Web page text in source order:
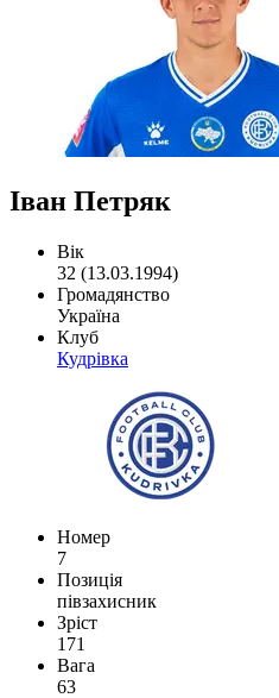
Іван Петряк
Вік
32 (13.03.1994)
Громадянство
Україна
Клуб
Кудрівка
Номер
7
Позиція
півзахисник
Зріст
171
Вага
63